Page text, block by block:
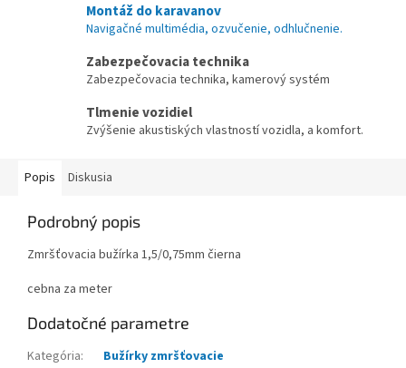
Montáž do karavanov
Navigačné multimédia, ozvučenie, odhlučnenie.
Zabezpečovacia technika
Zabezpečovacia technika, kamerový systém
Tlmenie vozidiel
Zvýšenie akustiských vlastností vozidla, a komfort.
Popis Diskusia
Podrobný popis
Zmršťovacia bužírka 1,5/0,75mm čierna
cebna za meter
Dodatočné parametre
Kategória:
Bužírky zmršťovacie